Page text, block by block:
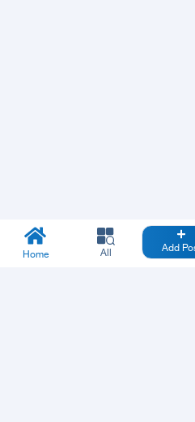
Home All Add